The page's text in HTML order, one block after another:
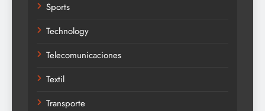
Sports
Technology
Telecomunicaciones
Textil
Transporte